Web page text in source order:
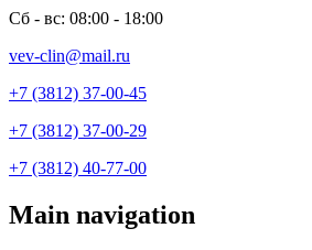
Сб - вс: 08:00 - 18:00
vev-clin@mail.ru
+7 (3812) 37-00-45
+7 (3812) 37-00-29
+7 (3812) 40-77-00
Main navigation